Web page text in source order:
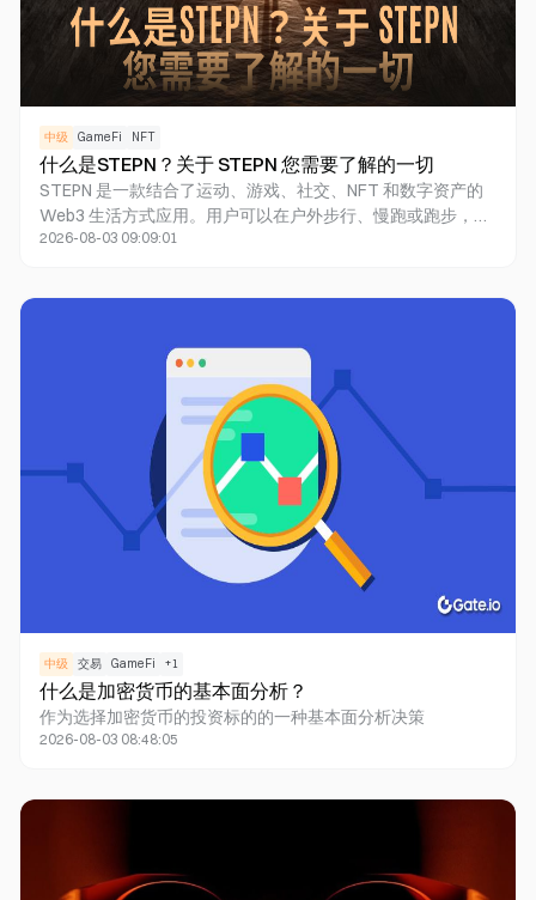
中级 GameFi NFT
什么是STEPN？关于 STEPN 您需要了解的一切
STEPN 是一款结合了运动、游戏、社交、NFT 和数字资产的
Web3 生活方式应用。用户可以在户外步行、慢跑或跑步，同
时与 STEPN 生态互动，并有机会赚取 GST、GMT 等游戏内
2026-08-03 09:09:01
中级 交易 GameFi +1
什么是加密货币的基本面分析？
作为选择加密货币的投资标的的一种基本面分析决策
2026-08-03 08:48:05